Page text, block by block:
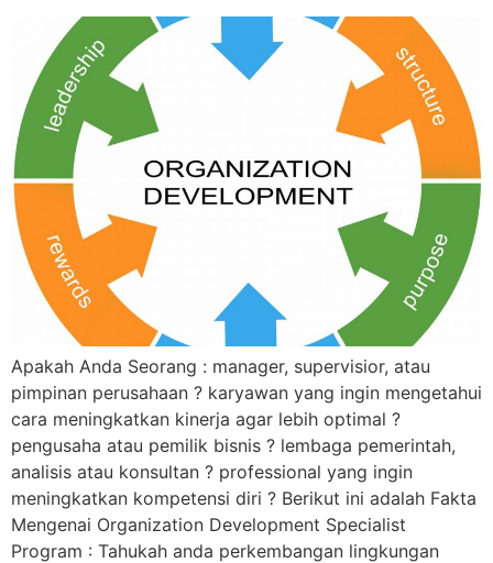
Apakah Anda Seorang : manager, supervisior, atau
pimpinan perusahaan ? karyawan yang ingin mengetahui
cara meningkatkan kinerja agar lebih optimal ?
pengusaha atau pemilik bisnis ? lembaga pemerintah,
analisis atau konsultan ? professional yang ingin
meningkatkan kompetensi diri ? Berikut ini adalah Fakta
Mengenai Organization Development Specialist
Program : Tahukah anda perkembangan lingkungan